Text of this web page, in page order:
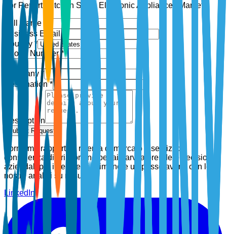
For Report: Kitchen Small Electronic Appliances Market
Full Name *
Business Email *
Country *
Phone Number *
Company *
Designation *
Description
Submit Request
Forniamo rapporti di ricerca di mercato e servizi di
consulenza di prim'ordine per aiutarvi a prendere decisioni
aziendali più intelligenti. Rimanete un passo avanti con le
nostre analisi su misura.
LinkedIn